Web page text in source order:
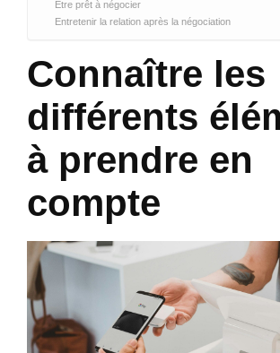
Être prêt à négocier
Entretenir la relation après la négociation
Connaître les
différents
à prendre en
compte